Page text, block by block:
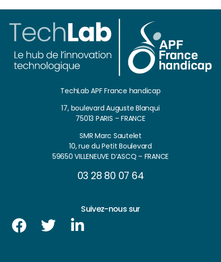
TechLab APF France handicap
17, boulevard Auguste Blanqui
75013 PARIS – FRANCE
SMR Marc Sautelet
10, rue du Petit Boulevard
59650 VILLENEUVE D’ASCQ – FRANCE
03 28 80 07 64
Suivez-nous sur